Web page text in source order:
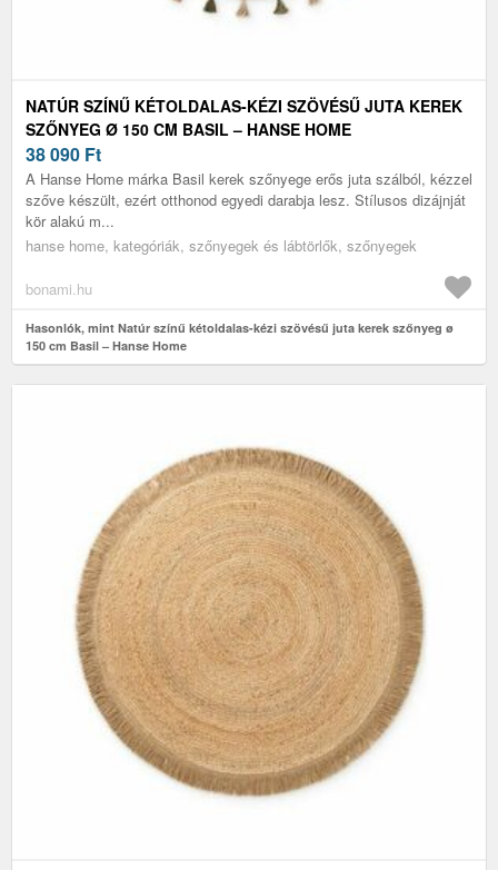
NATÚR SZÍNŰ KÉTOLDALAS-KÉZI SZÖVÉSŰ JUTA KEREK
SZŐNYEG Ø 150 CM BASIL – HANSE HOME
38 090 Ft
A Hanse Home márka Basil kerek szőnyege erős juta szálból, kézzel
szőve készült, ezért otthonod egyedi darabja lesz. Stílusos dizájnját
kör alakú m...
hanse home, kategóriák, szőnyegek és lábtörlők, szőnyegek
bonami.hu
Hasonlók, mint Natúr színű kétoldalas-kézi szövésű juta kerek szőnyeg ø
150 cm Basil – Hanse Home